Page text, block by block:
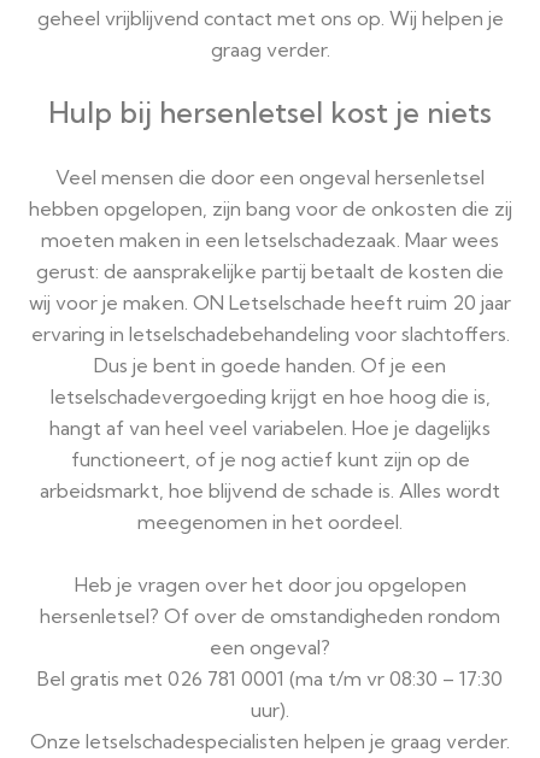
geheel vrijblijvend contact met ons op. Wij helpen je
graag verder.
Hulp bij hersenletsel kost je niets
Veel mensen die door een ongeval hersenletsel
hebben opgelopen, zijn bang voor de onkosten die zij
moeten maken in een letselschadezaak. Maar wees
gerust: de aansprakelijke partij betaalt de kosten die
wij voor je maken. ON Letselschade heeft ruim 20 jaar
ervaring in letselschadebehandeling voor slachtoffers.
Dus je bent in goede handen. Of je een
letselschadevergoeding krijgt en hoe hoog die is,
hangt af van heel veel variabelen. Hoe je dagelijks
functioneert, of je nog actief kunt zijn op de
arbeidsmarkt, hoe blijvend de schade is. Alles wordt
meegenomen in het oordeel.
Heb je vragen over het door jou opgelopen
hersenletsel? Of over de omstandigheden rondom
een ongeval?
Bel gratis met 026 781 0001 (ma t/m vr 08:30 – 17:30
uur).
Onze letselschadespecialisten helpen je graag verder.